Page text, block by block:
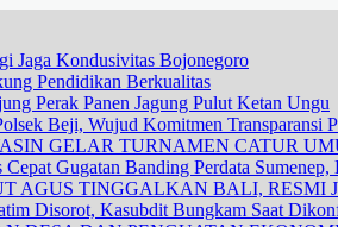
Jaga Kondusivitas Bojonegoro
Pendidikan Berkualitas
Perak Panen Jagung Pulut Ketan Ungu
Beji, Wujud Komitmen Transparansi
GELAR TURNAMEN CATUR
Gugatan Banding Perdata
AGUS TINGGALKAN BALI,
Disorot, Kasubdit Bungkam Saat